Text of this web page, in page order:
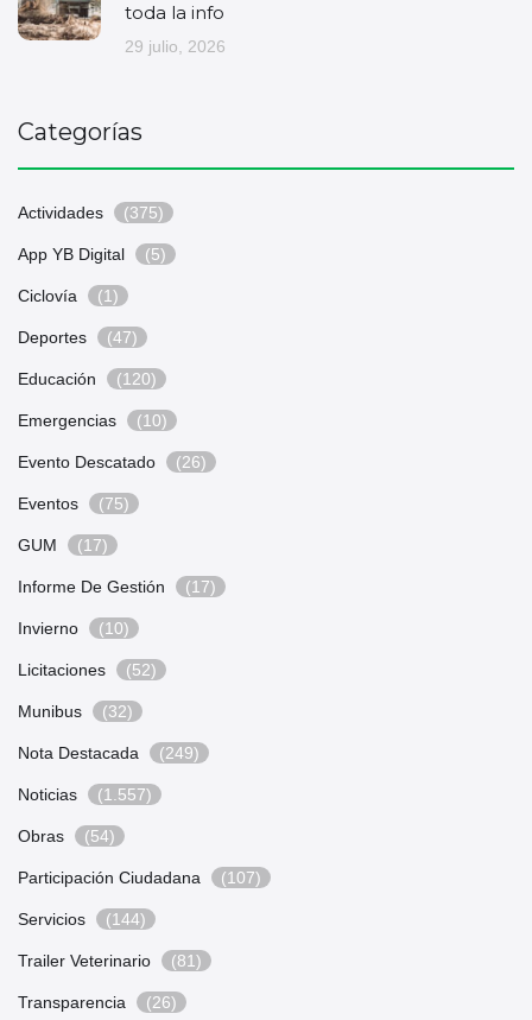
toda la info
29 julio, 2026
Categorías
Actividades (375)
App YB Digital (5)
Ciclovía (1)
Deportes (47)
Educación (120)
Emergencias (10)
Evento Descatado (26)
Eventos (75)
GUM (17)
Informe De Gestión (17)
Invierno (10)
Licitaciones (52)
Munibus (32)
Nota Destacada (249)
Noticias (1.557)
Obras (54)
Participación Ciudadana (107)
Servicios (144)
Trailer Veterinario (81)
Transparencia (26)